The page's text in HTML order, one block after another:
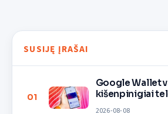
SUSIJĘ ĮRAŠAI
01
Google Wallet
kišenpinigiai
2026-08-08